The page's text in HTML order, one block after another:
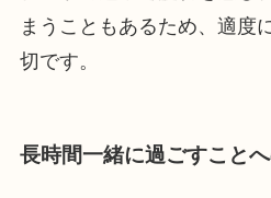
まうこともあるため、適度
切です。
長時間一緒に過ごすこと